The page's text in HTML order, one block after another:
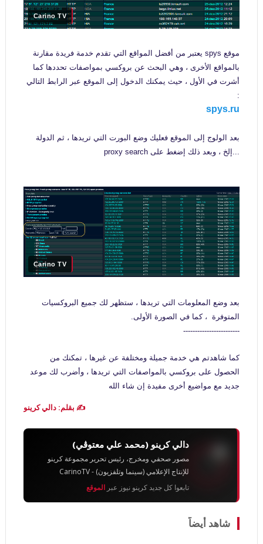
Carino TV
موقع spys يعتبر من أفضل المواقع التي تقدم خدمة فريدة مقارنة
بالمواقع الأخرى ، وهي البحث عن بروكسي بمواصفات تحددها كما
أشرت في الأول ، حيث يمكنك الدخول إلى الموقع عبر الرابط التالي
:
spys.ru
بعد الولوج إلى الموقع فعليك وضع البورت التي تريدها ، ثم الدولة
...إلخ ، وبعد ذلك إضغط على proxy search
Carino TV
بعد وضع المعلومات التي تريدها ، ستظهر لك جميع البروكسيات
المتوفرة ، كما في الصورة الأولى.
------------------------
كما شاهدتم هي خدمة جميلة ومختلفة عن غيرها ، تمكنك من
الحصول على بروكسي بالمواصفات التي تريدها ، وأضرب لك موعد
جديد مع مواضيع أخرى مفيدة إن شاء الله
✍️ بقلم: دالي كرينو
دالي كرينو (محمد علي معتوڨي)
مصور صحفي ومخرج، رئيس تحرير مجموعة كرينو
للإنتاج الإعلامي (سينما وتلفزيون) - CarinoTV
تابعوا كل جديد كرينو نيوز عبر الموقع
شاهد أيضاً